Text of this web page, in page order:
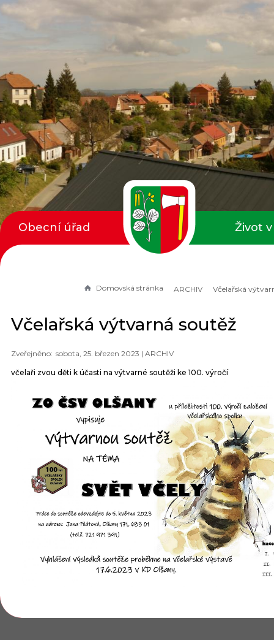
Domovská stránka ARCHIV
Včelařská výtvarná soutěž
sobota, 25. březen 2023 | ARCHIV
včelaři zvou děti k účasti na výtvarné soutěži ke 100. výročí
Obecní úřad Život